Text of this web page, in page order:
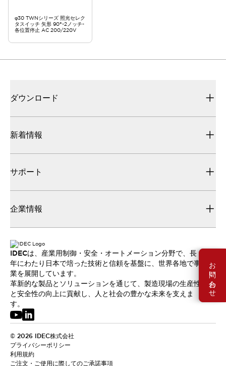
お問い合わせ
φ30 TWNシリーズ 照光セレク
タスイッチ 矢形 90°-2ノッチ-
各位置停止 AC 200/220V
ダウンロード
新着情報
サポート
企業情報
IDECは、産業用制御・安全・オートメーション分野で、長
年にわたり日本で培った技術と信頼を基盤に、世界各地で事
業を展開しています。
革新的な製品とソリューションを通じて、製造現場の生産性
と安全性の向上に貢献し、人と社会の豊かな未来を支えま
す。
© 2026 IDEC株式会社
プライバシーポリシー
利用規約
ご注文・ご使用に際してのご承諾事項